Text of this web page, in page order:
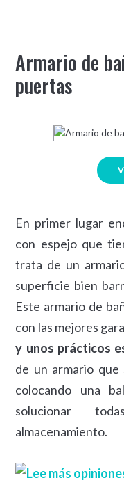
Armario de
puertas
En primer lugar
con espejo que
trata de un
superficie bien
Este armario de
con las mejores
y unos prácticos
de un armario
colocando una
solucionar
almacenamiento.